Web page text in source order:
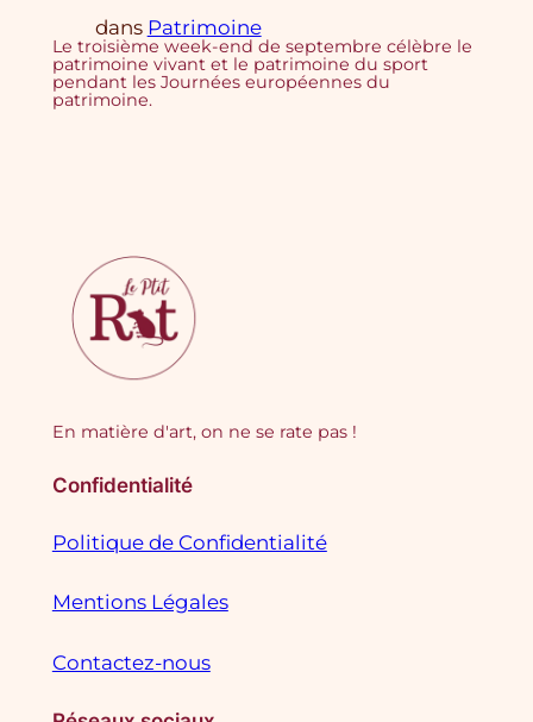
dans Patrimoine
Le troisième week-end de septembre célèbre le
patrimoine vivant et le patrimoine du sport
pendant les Journées européennes du
patrimoine.
En matière d'art, on ne se rate pas !
Confidentialité
Politique de Confidentialité
Mentions Légales
Contactez-nous